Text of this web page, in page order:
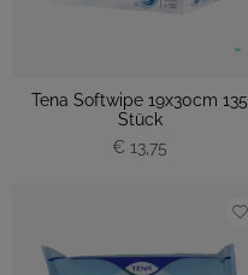
Tena Softwipe 19x30cm 135
Stück
€ 13,75